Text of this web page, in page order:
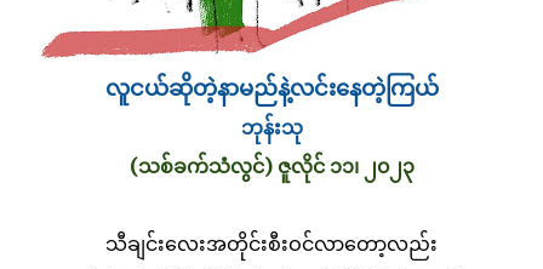
လူငယ်ဆိုတဲ့နာမည်နဲ့လင်းနေတဲ့ကြယ်
ဘုန်းသု
(သစ်ခက်သံလွင်) ဇူလိုင် ၁၁၊ ၂၀၂၃
သီချင်းလေးအတိုင်းစီးဝင်လာတော့လည်း